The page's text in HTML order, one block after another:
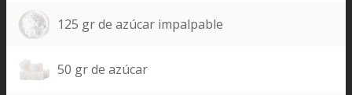
125 gr de azúcar impalpable
50 gr de azúcar